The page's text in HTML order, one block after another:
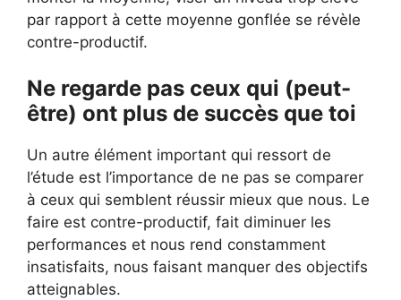
par rapport à cette moyenne gonflée se révèle
contre-productif.
Ne regarde pas ceux qui (peut-
être) ont plus de succès que toi
Un autre élément important qui ressort de
l’étude est l’importance de ne pas se comparer
à ceux qui semblent réussir mieux que nous. Le
faire est contre-productif, fait diminuer les
performances et nous rend constamment
insatisfaits, nous faisant manquer des objectifs
atteignables.